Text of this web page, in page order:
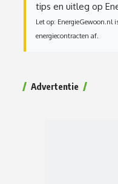
tips en uitleg op
Let op: EnergieGewoon.nl
energiecontracten af.
Advertentie